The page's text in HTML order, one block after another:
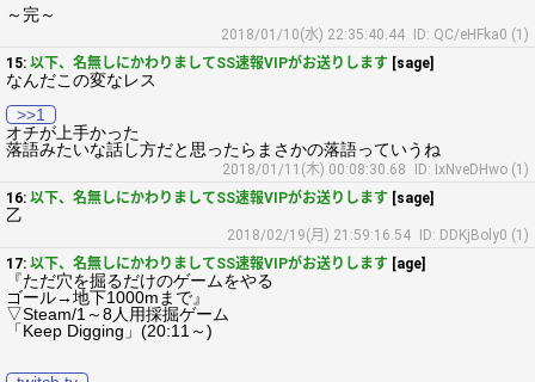
～完～
2018/01/10(水) 22:35:40.44
ID: QC/eHFka0 (1)
15: 以下、名無しにかわりましてSS速報VIPがお送りします [sage]
なんだこの変なレス
>>1
オチが上手かった
落語みたいな話し方だと思ったらまさかの落語っていうね
2018/01/11(木) 00:08:30.68
ID: IxNveDHwo (1)
16: 以下、名無しにかわりましてSS速報VIPがお送りします [sage]
乙
2018/02/19(月) 21:59:16.54
ID: DDKjBoly0 (1)
17: 以下、名無しにかわりましてSS速報VIPがお送りします [age]
『ただ穴を掘るだけのゲームをやる
ゴール→地下1000mまで』
▽Steam/1～8人用採掘ゲーム
「Keep Digging」(20:11～)